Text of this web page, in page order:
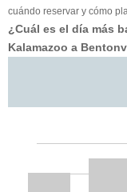
cuándo reservar y cómo
¿Cuál es el día más
Kalamazoo a